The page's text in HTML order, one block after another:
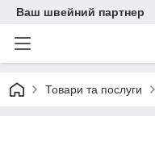
Ваш швейний партнер
Товари та послуги